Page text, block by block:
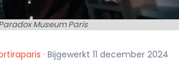
Museum Paris
· Bijgewerkt 11 december 2024